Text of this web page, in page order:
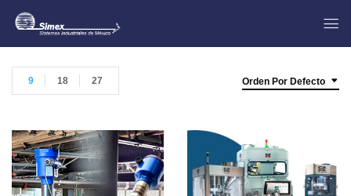
Orden Por Defecto
9 18 27